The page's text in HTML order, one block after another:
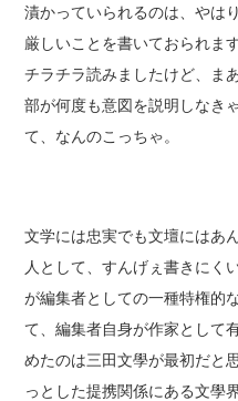
漬かっていられるのは、やは
厳しいことを書いておられま
チラチラ読みましたけど、ま
部が何度も意図を説明しなき
て、なんのこっちゃ。
文学には忠実でも文壇にはあ
人として、すんげぇ書きにく
が編集者としての一種特権的
て、編集者自身が作家として
めたのは三田文學が最初だと
っとした提携関係にある文學